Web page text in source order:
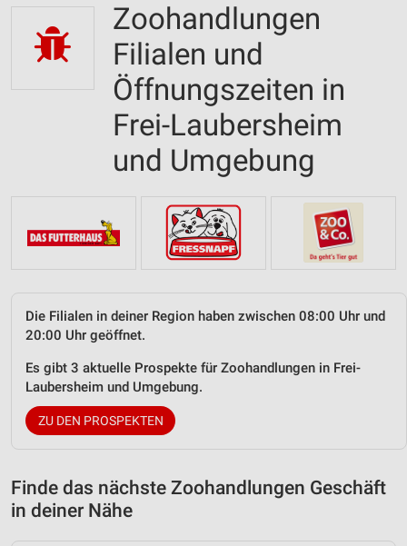
Zoohandlungen
Filialen und
Öffnungszeiten in
Frei-Laubersheim
und Umgebung
Die Filialen in deiner Region haben zwischen 08:00 Uhr und
20:00 Uhr geöffnet.
Es gibt 3 aktuelle Prospekte für Zoohandlungen in Frei-
Laubersheim und Umgebung.
ZU DEN PROSPEKTEN
Finde das nächste Zoohandlungen Geschäft
in deiner Nähe